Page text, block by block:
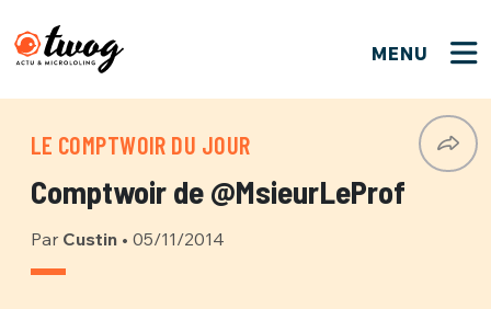
MENU
LE COMPTWOIR DU JOUR
Comptwoir de @MsieurLeProf
Par Custin • 05/11/2014
PSEUDO*
Connexion
FERMER
VOTRE PARTICIPATION
Que souhaitez-vous proposer ?
Quelques tweets